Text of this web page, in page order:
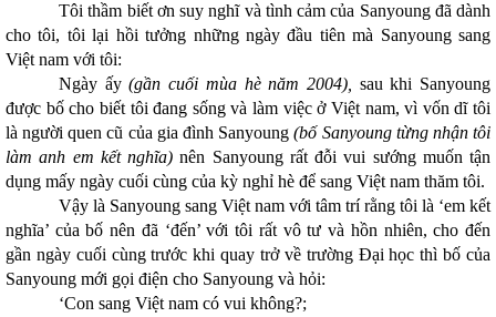
Tôi thầm biết ơn suy nghĩ và tình cảm của Sanyoung đã dành
cho tôi, tôi lại hồi tưởng những ngày đầu tiên mà Sanyoung sang
Việt nam với tôi:
Ngày ấy(gần cuối mùa hè năm 2004),
sau khi Sanyoung
được bố cho biết tôi đang sống và làm việc ở Việt nam, vì vốn dĩ tôi
là người quen cũ của gia đình Sanyoung(bố Sanyoung từng nhận tôi
làm anh em kết nghĩa) nên Sanyoung rất đỗi vui sướng muốn tận
dụng mấy ngày cuối cùng của kỳ nghỉ hè để sang Việt nam thăm tôi.
Vậy là Sanyoung sang Việt nam với tâm trí rằng tôi là ‘em kết
nghĩa’ của bố nên đã ‘đến’ với tôi rất vô tư và hồn nhiên, cho đến
gần ngày cuối cùng trước khi quay trở về trường Đại học thì bố của
Sanyoung mới gọi điện cho Sanyoung và hỏi:
‘Con sang Việt nam có vui không?;